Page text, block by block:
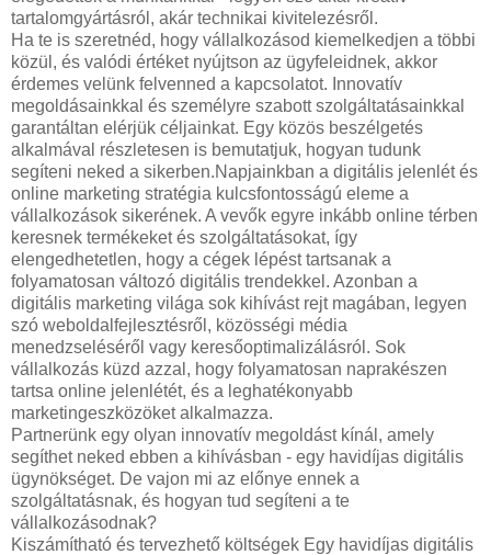
tartalomgyártásról, akár technikai kivitelezésről.
Ha te is szeretnéd, hogy vállalkozásod kiemelkedjen a többi
közül, és valódi értéket nyújtson az ügyfeleidnek, akkor
érdemes velünk felvenned a kapcsolatot. Innovatív
megoldásainkkal és személyre szabott szolgáltatásainkkal
garantáltan elérjük céljainkat. Egy közös beszélgetés
alkalmával részletesen is bemutatjuk, hogyan tudunk
segíteni neked a sikerben.Napjainkban a digitális jelenlét és
online marketing stratégia kulcsfontosságú eleme a
vállalkozások sikerének. A vevők egyre inkább online térben
keresnek termékeket és szolgáltatásokat, így
elengedhetetlen, hogy a cégek lépést tartsanak a
folyamatosan változó digitális trendekkel. Azonban a
digitális marketing világa sok kihívást rejt magában, legyen
szó weboldalfejlesztésről, közösségi média
menedzseléséről vagy keresőoptimalizálásról. Sok
vállalkozás küzd azzal, hogy folyamatosan naprakészen
tartsa online jelenlétét, és a leghatékonyabb
marketingeszközöket alkalmazza.
Partnerünk egy olyan innovatív megoldást kínál, amely
segíthet neked ebben a kihívásban - egy havidíjas digitális
ügynökséget. De vajon mi az előnye ennek a
szolgáltatásnak, és hogyan tud segíteni a te
vállalkozásodnak?
Kiszámítható és tervezhető költségek Egy havidíjas digitális